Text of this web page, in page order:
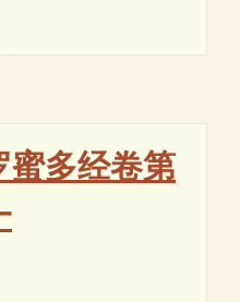
蜜多经卷第